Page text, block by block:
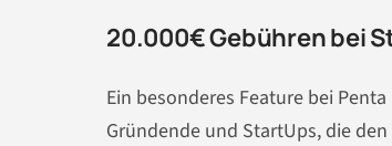
20.000€ Gebühren bei
Ein besonderes Feature bei
Gründende und StartUps, die